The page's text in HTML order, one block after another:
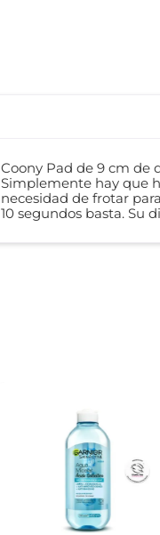
Coony Pad de 9 cm de
Simplemente hay que
necesidad de frotar
10 segundos basta. Su